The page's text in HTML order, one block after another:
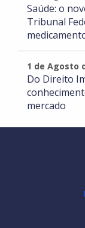
Saúde: o
Tribunal
1 de Agosto
Do Direito
mercado